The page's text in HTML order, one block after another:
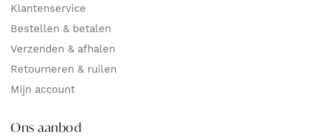
Klantenservice
Bestellen & betalen
Verzenden & afhalen
Retourneren & ruilen
Mijn account
Ons aanbod